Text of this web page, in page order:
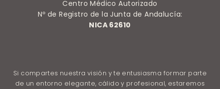
Centro Médico Autorizado
Nº de Registro de la Junta de Andalucía:
NICA 62610
Si compartes nuestra visión y te entusiasma formar parte
de un entorno elegante, cálido y profesional, estaremos